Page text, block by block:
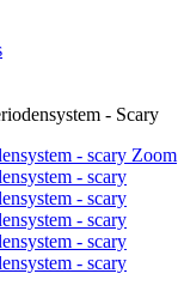
- Scary
Zoom